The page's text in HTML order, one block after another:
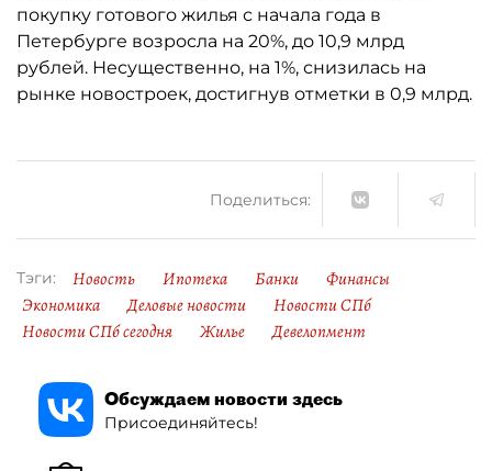
покупку готового жилья с начала года в
Петербурге возросла на 20%, до 10,9 млрд
рублей. Несущественно, на 1%, снизилась на
рынке новостроек, достигнув отметки в 0,9 млрд.
Поделиться:
Тэги: Новость Ипотека Банки
Финансы
Экономика
Деловые новости
Новости СПб
Новости СПб сегодня
Жилье Девелопмент
Обсуждаем новости здесь
Присоединяйтесь!